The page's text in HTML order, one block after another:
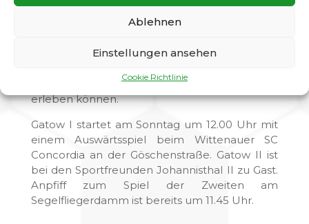
Ablehnen
Einstellungen ansehen
Cookie Richtlinie
berechtigt, soll so lange wie möglich das Ziel
bleiben. Das Ziel von Gatows 2. Männer ist
Teams in den ersten drei Partien gut aus den
viele spannende und interessante Spiele
erleben können.
Gatow I startet am Sonntag um 12.00 Uhr mit
einem Auswärtsspiel beim Wittenauer SC
Concordia an der Göschenstraße. Gatow II ist
bei den Sportfreunden Johannisthal II zu Gast.
Anpfiff zum Spiel der Zweiten am
Segelfliegerdamm ist bereits um 11.45 Uhr.